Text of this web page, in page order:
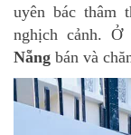
Hòa
Quý
TP.
Đà
Nẵng
uyên bác thâm
nghịch cảnh. Ở
Nẵng bán và